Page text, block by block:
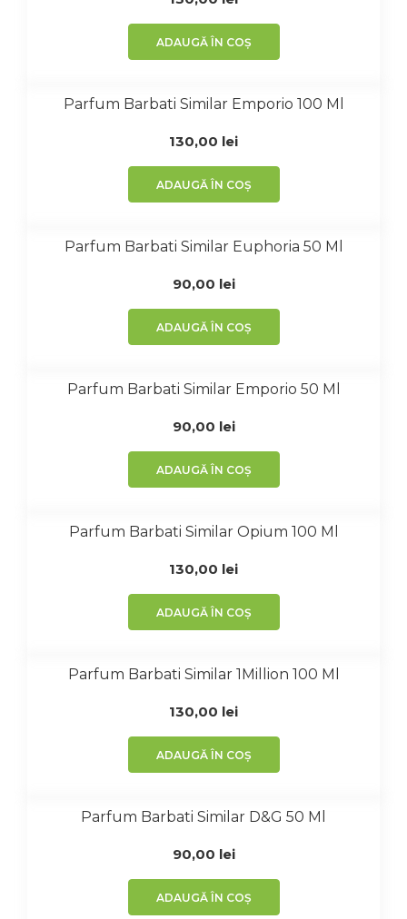
ADAUGĂ ÎN COȘ
Parfum Barbati Similar Emporio 100 Ml
130,00 lei
ADAUGĂ ÎN COȘ
Parfum Barbati Similar Euphoria 50 Ml
90,00 lei
ADAUGĂ ÎN COȘ
Parfum Barbati Similar Emporio 50 Ml
90,00 lei
ADAUGĂ ÎN COȘ
Parfum Barbati Similar Opium 100 Ml
130,00 lei
ADAUGĂ ÎN COȘ
Parfum Barbati Similar 1Million 100 Ml
130,00 lei
ADAUGĂ ÎN COȘ
Parfum Barbati Similar D&G 50 Ml
90,00 lei
ADAUGĂ ÎN COȘ